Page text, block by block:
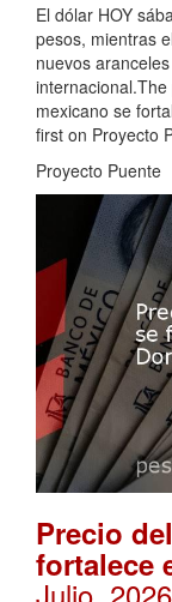
El dólar HOY
pesos, mientras
nuevos
mexicano se
first on Proyecto
Proyecto Puente
Precio
fortalece